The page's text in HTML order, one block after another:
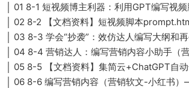
│ 01 8-1 短视频博主利器：利用GPT编写视
│ 02 8-2 【文档资料】短视频脚本
│ 03 8-3 学会“抄袭”：效仿达人编写大纲和
│ 04 8-4 营销达人：编写营销内容小助手（
│ 05 8-5 【文档资料】集简云+ChatGPT自
│ 06 8-6 编写营销内容（营销软文-小红书